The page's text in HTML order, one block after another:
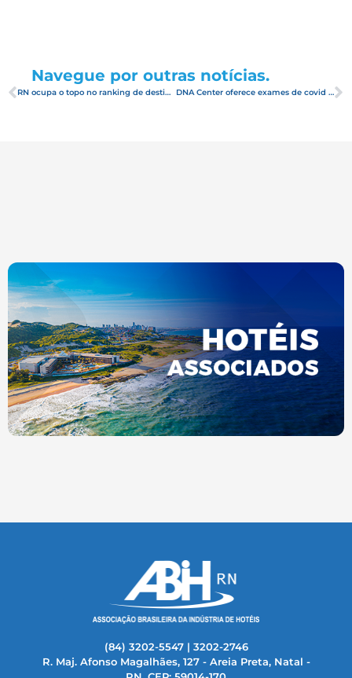
Navegue por outras notícias.
RN ocupa o topo no ranking de destinos mais vendidos da Braztoa DNA Center oferece exames de covid com rapidez no resultado para quem planeja viajar
(84) 3202-5547 | 3202-2746
R. Maj. Afonso Magalhães, 127 - Areia Preta, Natal -